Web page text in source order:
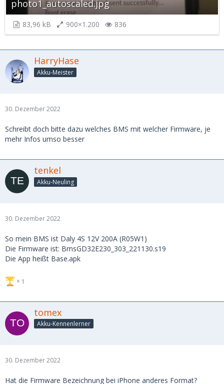
photo1_autoscaled.jpg
83,96 kB 900×1.200 836
HarryHase
Akku-Meister
30. Dezember 2022
Schreibt doch bitte dazu welches BMS mit welcher Firmware, je
mehr Infos umso besser
tenkel
Akku-Neuling
30. Dezember 2022
So mein BMS ist Daly 4S 12V 200A (R05W1)
Die Firmware ist: BmsGD32E230_303_221130.s19
Die App heißt Base.apk
1
tomex
Akku-Kennenlerner
30. Dezember 2022
Hat die Firmware Bezeichnung bei iPhone anderes Format?